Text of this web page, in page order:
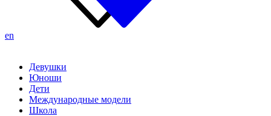
en
Девушки
Юноши
Дети
Международные модели
Школа